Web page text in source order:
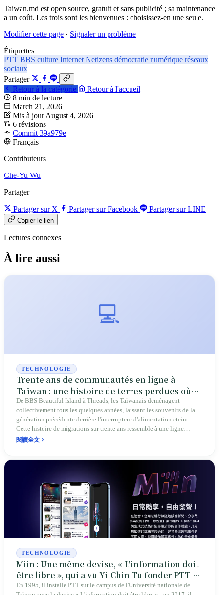
Taiwan.md est open source, gratuit et sans publicité ; sa maintenance
a un coût. Les trois sont les bienvenues : choisissez-en une seule.
Modifier cette page · Signaler un problème
Étiquettes
PTT BBS culture Internet Netizens démocratie numérique réseaux
sociaux
Partager
Retour à la catégorie
Retour à l'accueil
8 min de lecture
March 21, 2026
Mis à jour August 4, 2026
6 révisions
Commit 39a979e
Français
Contributeurs
Che-Yu Wu
Partager
Partager sur X Partager sur Facebook Partager sur LINE
Copier le lien
Lectures connexes
À lire aussi
💻
TECHNOLOGIE
Trente ans de communautés en ligne à
Taïwan : une histoire de terres perdues où
l'on retrouve les adresses URL, mais pas les
photos
De BBS Beautiful Island à Threads, les Taïwanais déménagent
collectivement tous les quelques années, laissant les souvenirs de la
génération précédente derrière l'interrupteur d'alimentation éteint.
Cette histoire de migrations sur trente ans ressemble à une ligne
d'évolution de plateformes, mais en réalité, c'est une histoire de terres
閱讀全文
TECHNOLOGIE
Miin : Une même devise, « L'information doit
être libre », qui a vu Yi-Chin Tu fonder PTT et
le mener devant les tribunaux pour violation
En 1995, il installe PTT sur le campus de l'Université nationale de